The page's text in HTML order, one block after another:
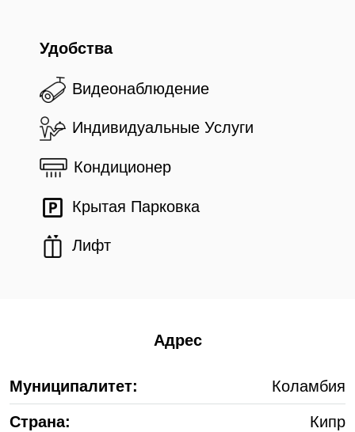
Удобства
Видеонаблюдение
Индивидуальные Услуги
Кондиционер
Крытая Парковка
Лифт
Адрес
Муниципалитет: Коламбия
Страна: Кипр